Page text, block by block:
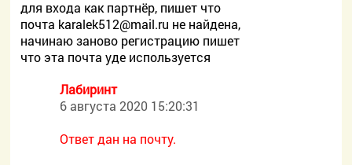
для входа как партнёр, пишет что
почта karalek512@mail.ru не найдена,
начинаю заново регистрацию пишет
что эта почта уде используется
Лабиринт
6 августа 2020 15:20:31
Ответ дан на почту.